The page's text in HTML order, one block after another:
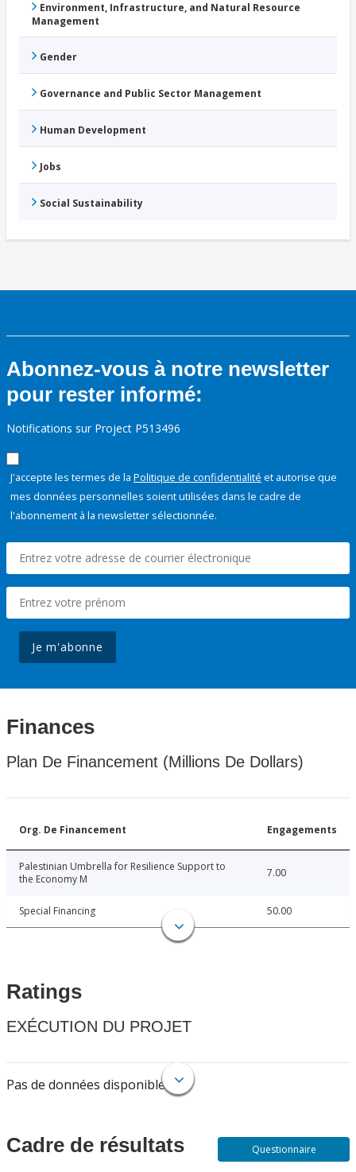
Environment, Infrastructure, and Natural Resource
Management
Gender
Governance and Public Sector Management
Human Development
Jobs
Social Sustainability
Abonnez-vous à notre newsletter
pour rester informé:
Notifications sur Project P513496
J'accepte les termes de la Politique de confidentialité et autorise que
mes données personnelles soient utilisées dans le cadre de
l'abonnement à la newsletter sélectionnée.
Je m'abonne
Finances
Plan De Financement (Millions De Dollars)
Org. De Financement Engagements
Palestinian Umbrella for Resilience Support to
the Economy M
7.00
Special Financing 50.00
Ratings
EXÉCUTION DU PROJET
Pas de données disponibles.
Cadre de résultats Questionnaire